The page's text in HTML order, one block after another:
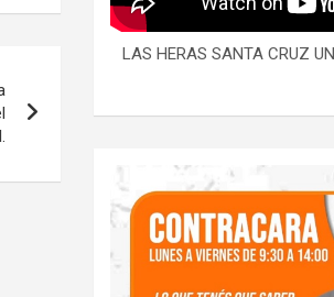
LAS HERAS SANTA CRUZ